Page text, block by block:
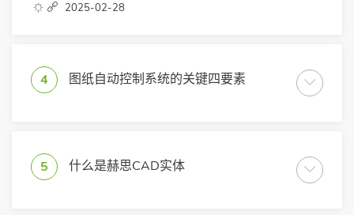
2025-02-28
4 图纸自动控制系统的关键四要素
5 什么是赫思CAD实体